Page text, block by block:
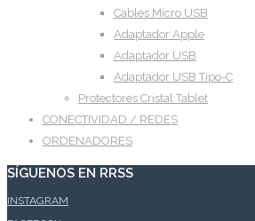
Cables Micro USB
Adaptador Apple
Adaptador USB
Adaptador USB Tipo-C
Protectores Cristal Tablet
CONECTIVIDAD / REDES
ORDENADORES
SÍGUENOS EN RRSS
INSTAGRAM